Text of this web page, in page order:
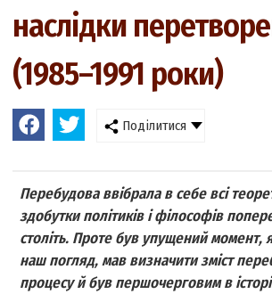
наслідки
(1985–1991 роки)
Поділитися
Перебудова ввібрала в себе всі
здобутки політиків і філософів
століть. Проте був упущений момент,
наш погляд, мав визначити зміст
процесу й був першочерговим в історії